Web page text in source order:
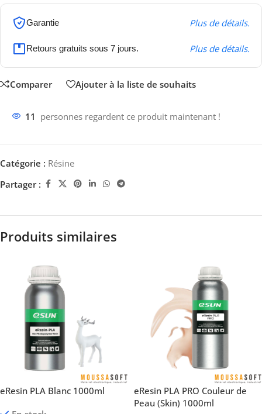
Garantie Plus de détails.
Retours gratuits sous 7 jours. Plus de détails.
Comparer Ajouter à la liste de souhaits
11 personnes regardent ce produit maintenant !
Catégorie : Résine
Partager :
Produits similaires
eResin PLA Blanc 1000ml
eResin PLA PRO Couleur de
Peau (Skin) 1000ml